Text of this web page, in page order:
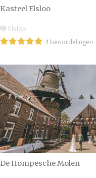
Kasteel Elsloo
Elsloo
4 beoordelingen
De Hompesche Molen